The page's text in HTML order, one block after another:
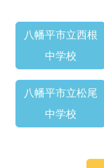
八幡平市立西根
中学校
八幡平市立松尾
中学校